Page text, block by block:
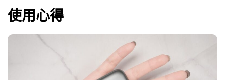
使用心得